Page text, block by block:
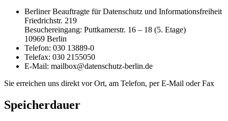
Berliner Beauftragte für Datenschutz und Informationsfreiheit
Friedrichstr. 219
Besuchereingang: Puttkamerstr. 16 – 18 (5. Etage)
10969 Berlin
Telefon: 030 13889-0
Telefax: 030 2155050
E-Mail: mailbox@datenschutz-berlin.de
Sie erreichen uns direkt vor Ort, am Telefon, per E-Mail oder Fax
Speicherdauer